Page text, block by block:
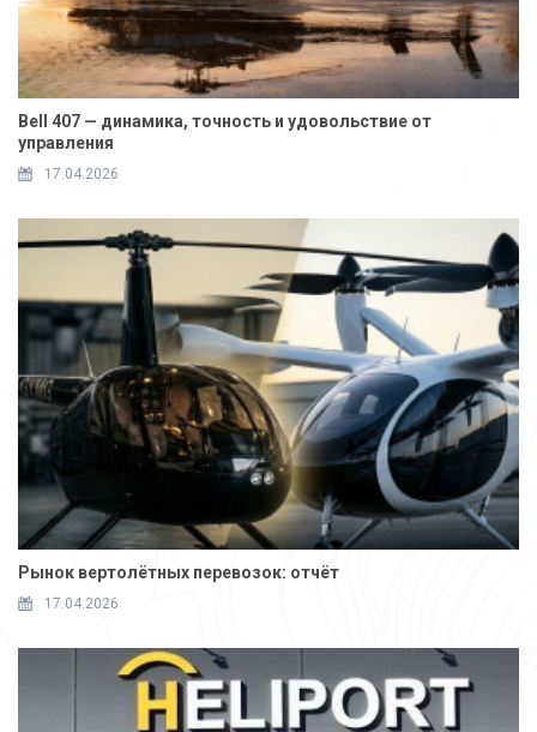
Bell 407 — динамика, точность и удовольствие от
управления
17.04.2026
Рынок вертолётных перевозок: отчёт
17.04.2026